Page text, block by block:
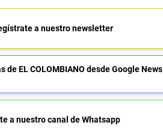
a nuestro newsletter
de EL COLOMBIANO desde Google News
a nuestro canal de Whatsapp